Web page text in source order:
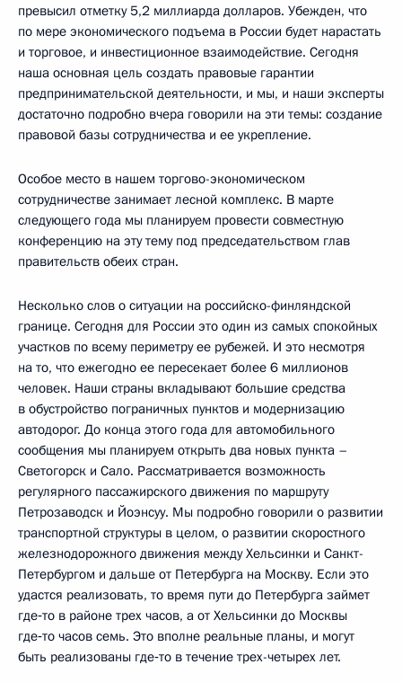
превысил отметку 5,2 миллиарда долларов. Убежден, что
по мере экономического подъема в России будет нарастать
и торговое, и инвестиционное взаимодействие. Сегодня
наша основная цель создать правовые гарантии
предпринимательской деятельности, и мы, и наши эксперты
достаточно подробно вчера говорили на эти темы: создание
правовой базы сотрудничества и ее укрепление.
Особое место в нашем торгово-экономическом
сотрудничестве занимает лесной комплекс. В марте
следующего года мы планируем провести совместную
конференцию на эту тему под председательством глав
правительств обеих стран.
Несколько слов о ситуации на российско-финляндской
границе. Сегодня для России это один из самых спокойных
участков по всему периметру ее рубежей. И это несмотря
на то, что ежегодно ее пересекает более 6 миллионов
человек. Наши страны вкладывают большие средства
в обустройство пограничных пунктов и модернизацию
автодорог. До конца этого года для автомобильного
сообщения мы планируем открыть два новых пункта –
Светогорск и Сало. Рассматривается возможность
регулярного пассажирского движения по маршруту
Петрозаводск и Йоэнсуу. Мы подробно говорили о развитии
транспортной структуры в целом, о развитии скоростного
железнодорожного движения между Хельсинки и Санкт-
Петербургом и дальше от Петербурга на Москву. Если это
удастся реализовать, то время пути до Петербурга займет
где‑то в районе трех часов, а от Хельсинки до Москвы
где‑то часов семь. Это вполне реальные планы, и могут
быть реализованы где‑то в течение трех-четырех лет.